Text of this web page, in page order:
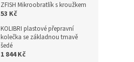
ZFISH Mikroobratlík s kroužkem
53 Kč
KOLIBRI plastové přepravní
kolečka se základnou tmavě
šedé
1 844 Kč